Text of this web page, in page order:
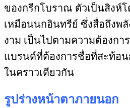
ของกรีกโบราณ ตัวเป็นสิงห์
เหมือนนกอินทรีย์ ซึ่งสื่อถึงพ
งาม เป็นไปตามความต้องกา
แบรนด์ที่ต้องการชื่อที่สะท้อน
ในคราวเดียวกัน
รูปร่างหน้าตาภายนอก